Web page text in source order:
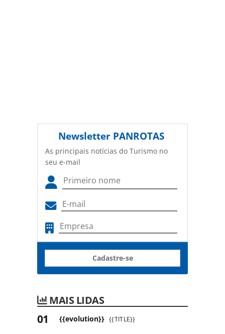
Newsletter PANROTAS
As principais notícias do Turismo no
seu e-mail
Cadastre-se
MAIS LIDAS
{{evolution}} {{TITLE}}